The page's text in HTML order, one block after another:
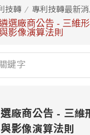
技轉 專利技轉最新
選廠商公告 - 三維
影像演算法則
廠商公告 - 三維
影像演算法則